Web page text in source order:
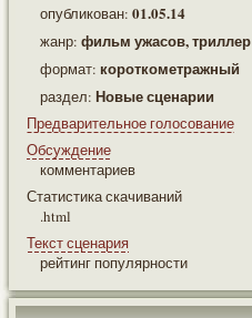
опубликован: 01.05.14
жанр: фильм ужасов, триллер
формат: короткометражный
раздел: Новые сценарии
Предварительное голосование
Обсуждение
комментариев
Статистика скачиваний
.html
Текст сценария
рейтинг популярности